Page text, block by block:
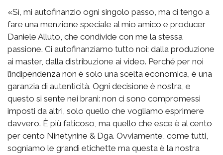
«Sì, mi autofinanzio ogni singolo passo, ma ci tengo a
fare una menzione speciale al mio amico e producer
Daniele Alluto, che condivide con me la stessa
passione. Ci autofinanziamo tutto noi: dalla produzione
ai master, dalla distribuzione ai video. Perché per noi
l’indipendenza non è solo una scelta economica, è una
garanzia di autenticità. Ogni decisione è nostra, e
questo si sente nei brani: non ci sono compromessi
imposti da altri, solo quello che vogliamo esprimere
davvero. È più faticoso, ma quello che esce è al cento
per cento Ninetynine & Dga. Ovviamente, come tutti,
sogniamo le grandi etichette ma questa è la nostra